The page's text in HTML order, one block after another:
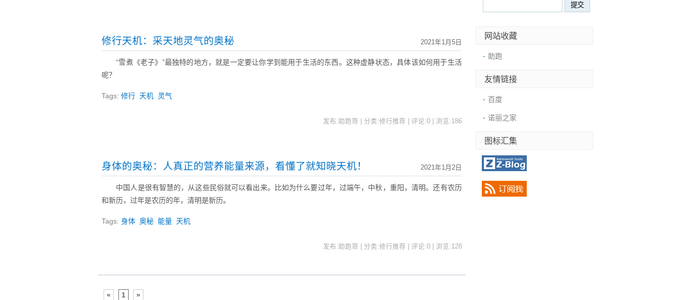
2021年1月5日
修行天机：采天地灵气的奥秘
“雪煮《老子》”最独特的地方，就是一定要让你学到能用于生活的东西。这种虚静状态，具体该如何用于生活
呢？
Tags:修行 天机 灵气
发布:助跑哥 | 分类:修行推荐 | 评论:0 | 浏览:186
2021年1月2日
身体的奥秘：人真正的营养能量来源，看懂了就知晓天机！
中国人是很有智慧的，从这些民俗就可以看出来。比如为什么要过年，过端午，中秋，重阳，清明。还有农历
和新历，过年是农历的年，清明是新历。
Tags: 身体 奥秘 能量 天机
发布:助跑哥 | 分类:修行推荐 | 评论:0 | 浏览:128
« 1 »
网站收藏
助跑
友情链接
百度
诺丽之家
图标汇集